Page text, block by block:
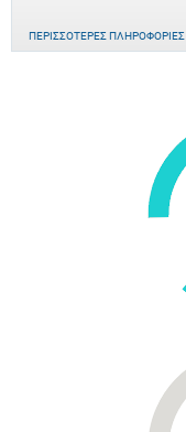
ΠΕΡΙΣΣΌΤΕΡΕΣ ΠΛΗΡΟΦΟΡΊΕΣ